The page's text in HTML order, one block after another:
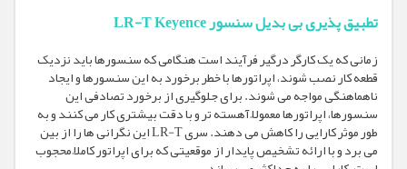
تطبیق پذیری بی بدیل سنسور LR-T Keyence
زمانی که یک کارگر درگیر فرآیند است هنگامی که سنسورها باید نزدیک
قطعه کار نصب شوند، اپراتورها با خطر برخورد به این سنسورها و ایجاد
ناهماهنگی مواجه می شوند. برای جلوگیری از برخورد تصادفی این
سنسورها، اپراتورها معمولاً آهسته تر و با دقت بیشتری کار می کنند و به
طور موثر کارایی را کاهش می دهند. سری LR-T این نگرانی ها را از بین
می برد و با ارائه تشخیص پایدار از موقعیتی که برای اپراتور کاملاً محجوب